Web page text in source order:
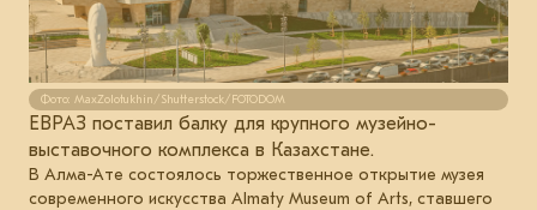
Фото: MaxZolotukhin/Shutterstock/FOTODOM
ЕВРАЗ поставил балку для крупного музейно-
выставочного комплекса в Казахстане.
В Алма-Ате состоялось торжественное открытие музея
современного искусства Almaty Museum of Arts, ставшего